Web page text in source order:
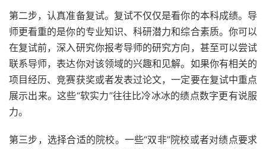
第二步，认真准备复试。复试不仅仅是看你的本科成绩。导
师更看重的是你的专业知识、科研潜力和综合素质。你可以
在复试前，深入研究你报考导师的研究方向，甚至可以尝试
联系导师，表达你对该领域的兴趣和见解。如果你有相关的
项目经历、竞赛获奖或者发表过论文，一定要在复试中重点
展示出来。这些“软实力”往往比冷冰冰的绩点数字更有说服
力。
第三步，选择合适的院校。一些“双非”院校或者对绩点要求